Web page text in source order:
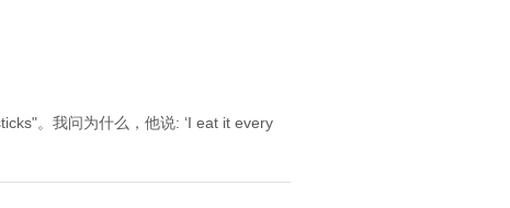
。我问为什么，他说: ‘I eat it every